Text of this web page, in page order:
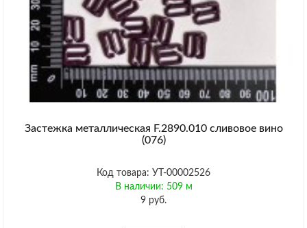
Застежка металлическая F.2890.010 сливовое вино
(076)
Код товара: УТ-00002526
В наличии: 509 м
9 руб.